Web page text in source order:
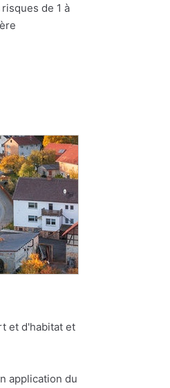
de 1 à
et d'habitat et
application du